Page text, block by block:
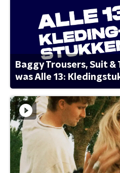
Baggy Trousers, Suit &
was Alle 13: